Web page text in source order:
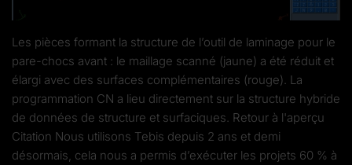
Les pièces formant la structure de l’outil de laminage pour le
pare-chocs avant : le maillage scanné (jaune) a été réduit et
élargi avec des surfaces complémentaires (rouge). La
programmation CN a lieu directement sur la structure hybride
de données de structure et surfaciques. Retour à l'aperçu
Citation Nous utilisons Tebis depuis 2 ans et demi
désormais, cela nous a permis d’exécuter les projets 60 % à